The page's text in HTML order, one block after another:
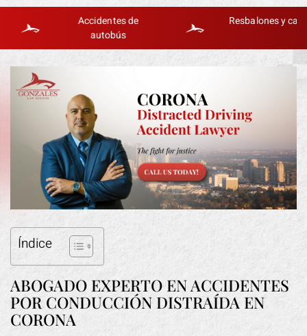
Accidentes de
autobús
Resbalones y caídas
Índice
ABOGADO EXPERTO EN ACCIDENTES
POR CONDUCCIÓN DISTRAÍDA EN
CORONA